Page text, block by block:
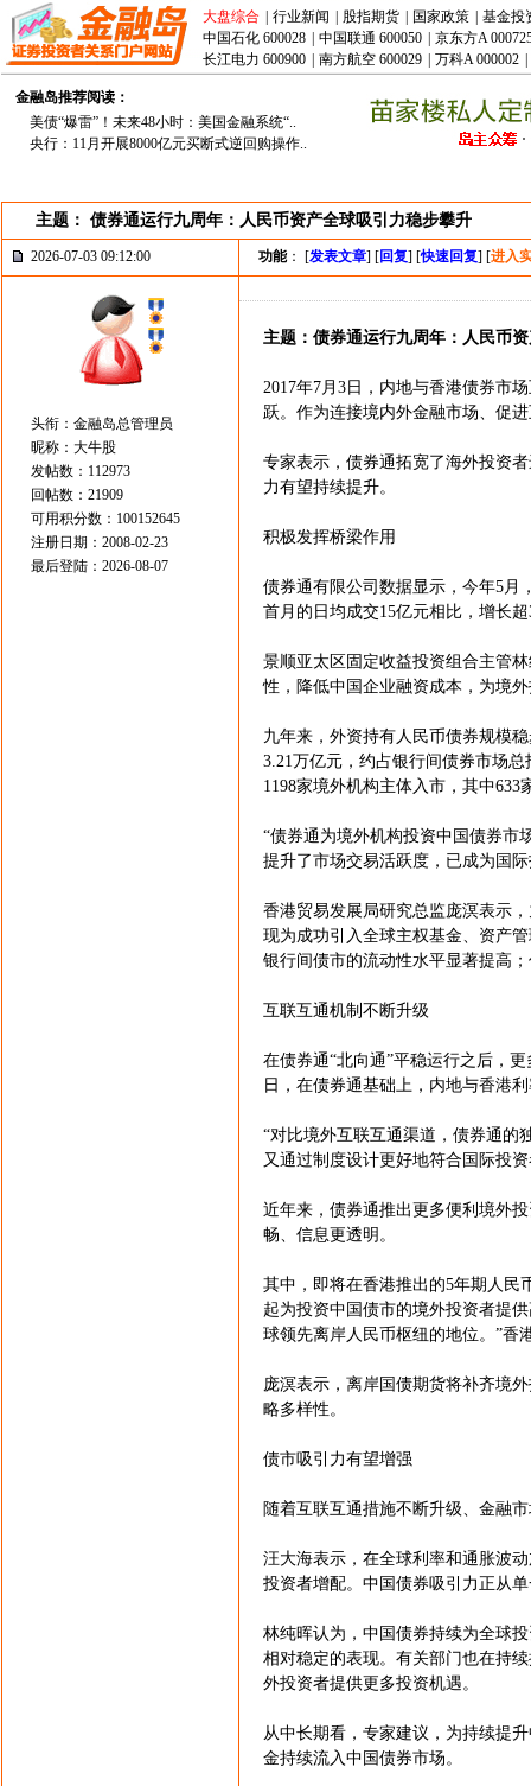
大盘综合 行业新闻 股指期货 国家政策
基金投
中国石化 600028
中国联通 600050
京东方A
长江电力 600900
南方航空 600029 万科A 000002
金融岛推荐阅读：
美债“爆雷”！未来48小时：美国金融系统“..
央行：11月开展8000亿元买断式逆回购操作..
主题： 债券通运行九周年：人民币资产全球吸引力稳步攀升
2026-07-03 09:12:00 功能： [发表文章] [回复] [快速回复] [进入
头衔：金融岛总管理员
昵称：大牛股
发帖数：112973
回帖数：21909
可用积分数：100152645
注册日期：2008-02-23
最后登陆：2026-08-07
主题：债券通运行九周年：人民币
2017年7月3日，内地与香港债券市
跃。作为连接境内外金融市场、促
专家表示，债券通拓宽了海外投资
力有望持续提升。
积极发挥桥梁作用
债券通有限公司数据显示，今年5月
首月的日均成交15亿元相比，增长
景顺亚太区固定收益投资组合主管
性，降低中国企业融资成本，为境
九年来，外资持有人民币债券规模
3.21万亿元，约占银行间债券市场
1198家境外机构主体入市，其中
“债券通为境外机构投资中国债券市
提升了市场交易活跃度，已成为国
香港贸易发展局研究总监庞溟表示
现为成功引入全球主权基金、资产
银行间债市的流动性水平显著提高
互联互通机制不断升级
在债券通“北向通”平稳运行之后，
日，在债券通基础上，内地与香港
“对比境外互联互通渠道，债券通的
又通过制度设计更好地符合国际投
近年来，债券通推出更多便利境外
畅、信息更透明。
其中，即将在香港推出的5年期人民
起为投资中国债市的境外投资者提
球领先离岸人民币枢纽的地位。”香
庞溟表示，离岸国债期货将补齐境
略多样性。
债市吸引力有望增强
随着互联互通措施不断升级、金融
汪大海表示，在全球利率和通胀波
投资者增配。中国债券吸引力正从
林纯晖认为，中国债券持续为全球
相对稳定的表现。有关部门也在持
外投资者提供更多投资机遇。
从中长期看，专家建议，为持续提
金持续流入中国债券市场。